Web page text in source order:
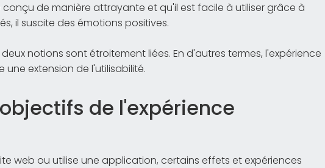
conçu de manière attrayante et qu'il est facile à utiliser grâce à
il suscite des émotions positives.
notions sont étroitement liées. En d'autres termes, l'expérience
extension de l'utilisabilité.
de l'expérience
web ou utilise une application, certains effets et expériences